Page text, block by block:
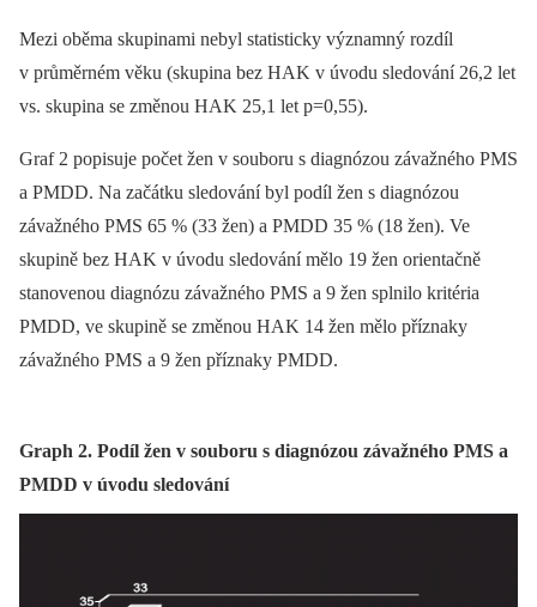
Mezi oběma skupinami nebyl statisticky významný rozdíl
v průměrném věku (skupina bez HAK v úvodu sledování 26,2 let
vs. skupina se změnou HAK 25,1 let p=0,55).
Graf 2 popisuje počet žen v souboru s diagnózou závažného PMS
a PMDD. Na začátku sledování byl podíl žen s diagnózou
závažného PMS 65 % (33 žen) a PMDD 35 % (18 žen). Ve
skupině bez HAK v úvodu sledování mělo 19 žen orientačně
stanovenou diagnózu závažného PMS a 9 žen splnilo kritéria
PMDD, ve skupině se změnou HAK 14 žen mělo příznaky
závažného PMS a 9 žen příznaky PMDD.
Graph 2. Podíl žen v souboru s diagnózou závažného PMS a
PMDD v úvodu sledování